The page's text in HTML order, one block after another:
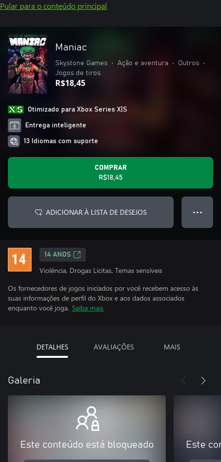
Pular para o conteúdo principal
Maniac
Skystone Games • Ação e aventura • Outros
•
Jogos de tiros
R$18,45
Otimizado para Xbox Series X|S
Entrega inteligente
13 Idiomas com suporte
COMPRAR
R$18,45
ADICIONAR À LISTA DE DESEJOS ● ● ●
14 ANOS
Violência, Drogas Lícitas, Temas sensíveis
Os fornecedores de jogos iniciados por você recebem acesso às
suas informações de perfil do Xbox e aos dados associados
enquanto você joga. Saiba mais
DETALHES AVALIAÇÕES MAIS
Galeria
Este conteúdo está bloqueado Este